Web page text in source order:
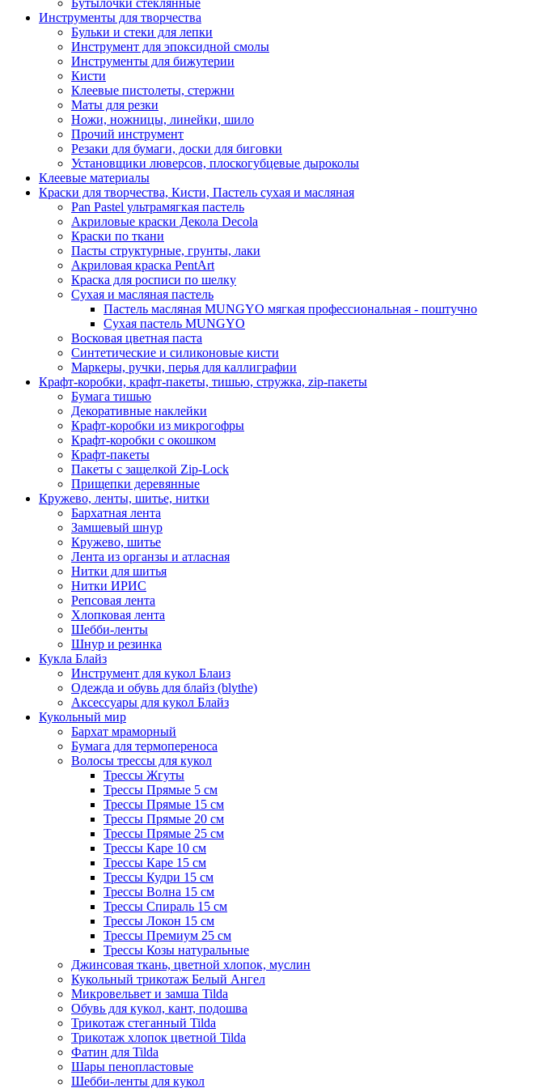
Инструменты для творчества
Бульки и стеки для лепки
Инструмент для эпоксидной смолы
Инструменты для бижутерии
Кисти
Клеевые пистолеты, стержни
Маты для резки
Ножи, ножницы, линейки, шило
Прочий инструмент
Резаки для бумаги, доски для биговки
Установщики люверсов, плоскогубцевые дыроколы
Клеевые материалы
Краски для творчества, Кисти, Пастель сухая и масляная
Pan Pastel ультрамягкая пастель
Акриловые краски Декола Decola
Краски по ткани
Пасты структурные, грунты, лаки
Акриловая краска PentArt
Краска для росписи по шелку
Cухая и масляная пастель
Пастель масляная MUNGYO мягкая профессиональная - поштучно
Сухая пастель MUNGYO
Восковая цветная паста
Синтетические и силиконовые кисти
Маркеры, ручки, перья для каллиграфии
Крафт-коробки, крафт-пакеты, тишью, стружка, zip-пакеты
Бумага тишью
Декоративные наклейки
Крафт-коробки из микрогофры
Крафт-коробки с окошком
Крафт-пакеты
Пакеты с защелкой Zip-Lock
Прищепки деревянные
Кружево, ленты, шитье, нитки
Бархатная лента
Замшевый шнур
Кружево, шитье
Лента из органзы и атласная
Нитки для шитья
Нитки ИРИС
Репсовая лента
Хлопковая лента
Шебби-ленты
Шнур и резинка
Кукла Блайз
Инструмент для кукол Блаиз
Одежда и обувь для блайз (blythe)
Аксессуары для кукол Блайз
Кукольный мир
Бархат мраморный
Бумага для термопереноса
Волосы трессы для кукол
Трессы Жгуты
Трессы Прямые 5 см
Трессы Прямые 15 см
Трессы Прямые 20 см
Трессы Прямые 25 см
Трессы Каре 10 см
Трессы Каре 15 см
Трессы Кудри 15 см
Трессы Волна 15 см
Трессы Спираль 15 см
Трессы Локон 15 см
Трессы Премиум 25 см
Трессы Козы натуральные
Джинсовая ткань, цветной хлопок, муслин
Кукольный трикотаж Белый Ангел
Микровельвет и замша Tilda
Обувь для кукол, кант, подошва
Трикотаж стеганный Tilda
Трикотаж хлопок цветной Tilda
Фатин для Tilda
Шары пенопластовые
Шебби-ленты для кукол